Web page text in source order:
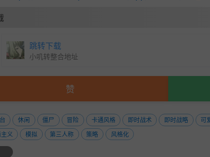
跳转下载
小叽转整合地址
赞
休闲 僵尸 冒险 卡通风格 即时战术 即时战略 可
义 模拟 第三人称 策略 风格化